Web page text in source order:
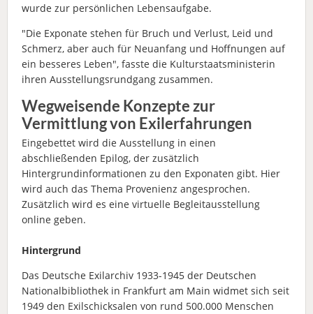
wurde zur persönlichen Lebensaufgabe.
"Die Exponate stehen für Bruch und Verlust, Leid und
Schmerz, aber auch für Neuanfang und Hoffnungen auf
ein besseres Leben", fasste die Kulturstaatsministerin
ihren Ausstellungsrundgang zusammen.
Wegweisende Konzepte zur
Vermittlung von Exilerfahrungen
Eingebettet wird die Ausstellung in einen
abschließenden Epilog, der zusätzlich
Hintergrundinformationen zu den Exponaten gibt. Hier
wird auch das Thema Provenienz angesprochen.
Zusätzlich wird es eine virtuelle Begleitausstellung
online geben.
Hintergrund
Das Deutsche Exilarchiv 1933-1945 der Deutschen
Nationalbibliothek in Frankfurt am Main widmet sich seit
1949 den Exilschicksalen von rund 500.000 Menschen